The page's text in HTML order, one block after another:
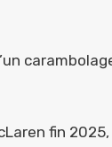
fin